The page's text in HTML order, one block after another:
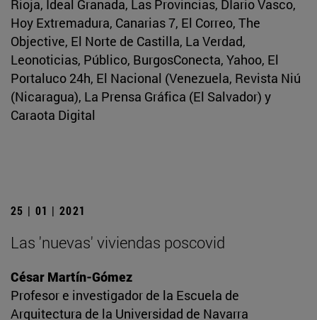
Rioja, Ideal Granada, Las Provincias, DIario Vasco,
Hoy Extremadura, Canarias 7, El Correo, The
Objective, El Norte de Castilla, La Verdad,
Leonoticias, Público, BurgosConecta, Yahoo, El
Portaluco 24h, El Nacional (Venezuela, Revista Niú
(Nicaragua), La Prensa Gráfica (El Salvador) y
Caraota Digital
25 | 01 | 2021
Las 'nuevas' viviendas poscovid
César Martín-Gómez
Profesor e investigador de la Escuela de
Arquitectura de la Universidad de Navarra